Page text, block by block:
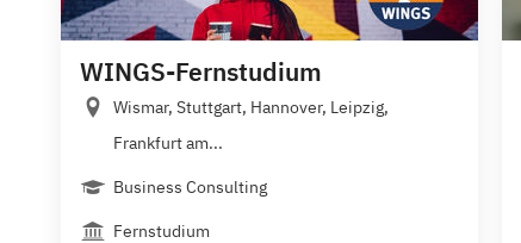
WINGS-Fernstudium
Wismar, Stuttgart, Hannover, Leipzig,
Frankfurt am...
Business Consulting
Fernstudium